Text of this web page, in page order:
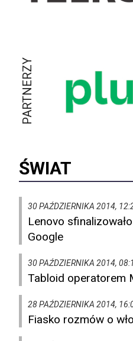
PARTNERZY
ŚWIAT
30 PAŹDZIERNIKA 2014,
Lenovo
Google
30 PAŹDZIERNIKA 2014,
Tabloid operatorem
28 PAŹDZIERNIKA 2014,
Fiasko rozmów o